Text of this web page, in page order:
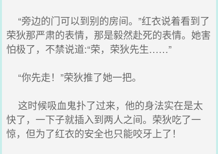
“旁边的门可以到别的房间。”红衣说着看到了
荣狄那严肃的表情，那是毅然赴死的表情。她害
怕极了，不禁说道:“荣，荣狄先生……”
“你先走！”荣狄推了她一把。
这时候吸血鬼扑了过来，他的身法实在是太
快了，一下子就插入到两人之间。荣狄吃了一
惊，但为了红衣的安全也只能咬牙上了！